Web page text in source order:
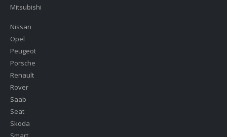
Mitsubishi
Nissan
Opel
Peugeot
Porsche
Renault
Rover
Saab
Seat
Skoda